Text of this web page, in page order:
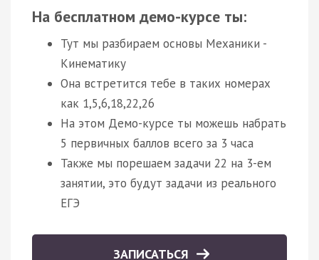
На бесплатном демо-курсе ты:
Тут мы разбираем основы Механики -
Кинематику
Она встретится тебе в таких номерах
как 1,5,6,18,22,26
На этом Демо-курсе ты можешь набрать
5 первичных баллов всего за 3 часа
Также мы порешаем задачи 22 на 3-ем
занятии, это будут задачи из реального
ЕГЭ
ЗАПИСАТЬСЯ